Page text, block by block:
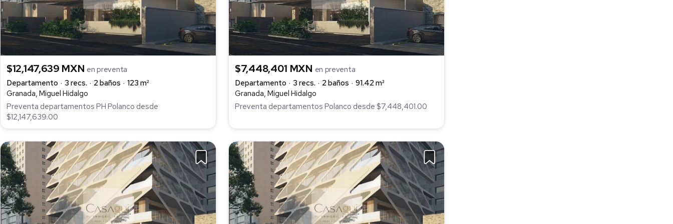
$12,147,639 MXN en preventa
Departamento
3 recs. 2 baños
123 m²
Granada, Miguel Hidalgo
Preventa departamentos PH Polanco desde
$12,147,639.00
$7,448,401 MXN en preventa
Departamento
3 recs. 2 baños
91.42 m²
Granada, Miguel Hidalgo
Preventa departamentos Polanco desde $7,448,401.00